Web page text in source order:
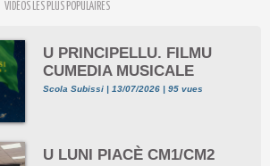
VIDÉOS LES PLUS POPULAIRES
U PRINCIPELLU. FILMU
CUMEDIA MUSICALE
Scola Subissi | 13/07/2026 | 95 vues
U LUNI PIACÈ CM1/CM2